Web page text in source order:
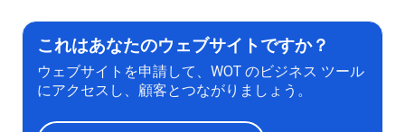
これはあなたのウェブサイトですか？
ウェブサイトを申請して、WOT のビジネス ツール
にアクセスし、顧客とつながりましょう。